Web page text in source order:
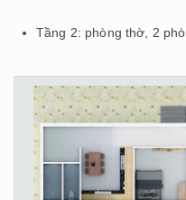
Tầng 2: phòng thờ, 2